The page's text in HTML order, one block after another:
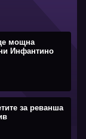
мощна
Инфантино
за реванша